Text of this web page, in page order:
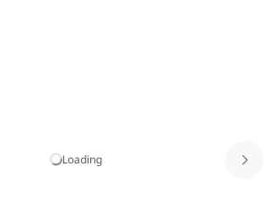
Loading